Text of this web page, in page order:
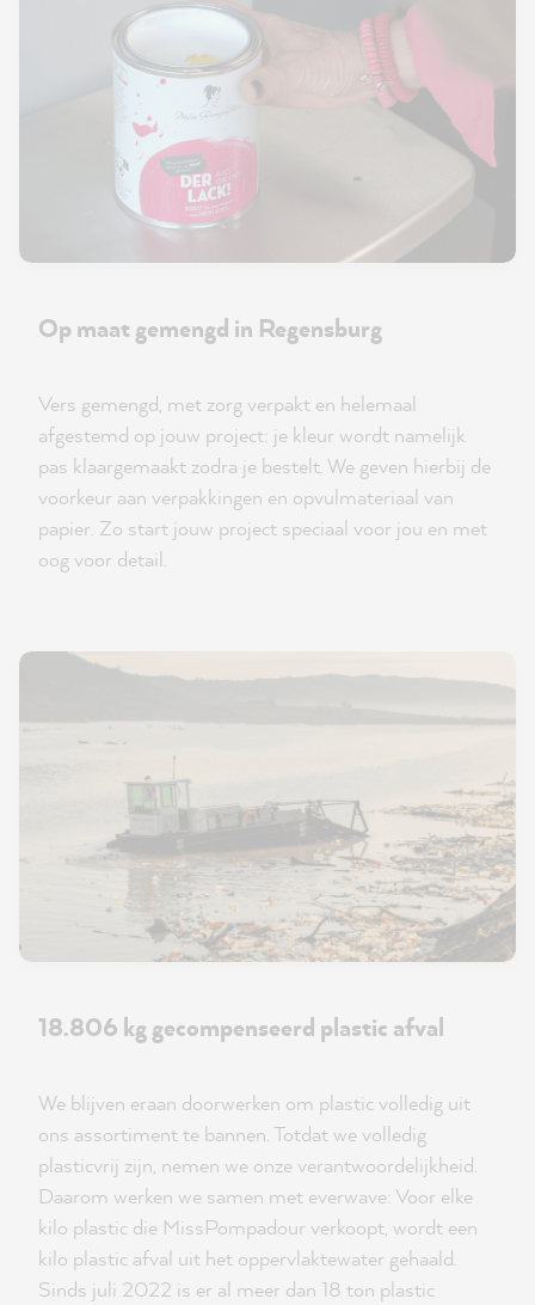
Op maat gemengd in Regensburg
Vers gemengd, met zorg verpakt en helemaal
afgestemd op jouw project: je kleur wordt namelijk
pas klaargemaakt zodra je bestelt. We geven hierbij de
voorkeur aan verpakkingen en opvulmateriaal van
papier. Zo start jouw project speciaal voor jou en met
oog voor detail.
18.806 kg gecompenseerd plastic afval
We blijven eraan doorwerken om plastic volledig uit
ons assortiment te bannen. Totdat we volledig
plasticvrij zijn, nemen we onze verantwoordelijkheid.
Daarom werken we samen met everwave: Voor elke
kilo plastic die MissPompadour verkoopt, wordt een
kilo plastic afval uit het oppervlaktewater gehaald.
Sinds juli 2022 is er al meer dan 18 ton plastic